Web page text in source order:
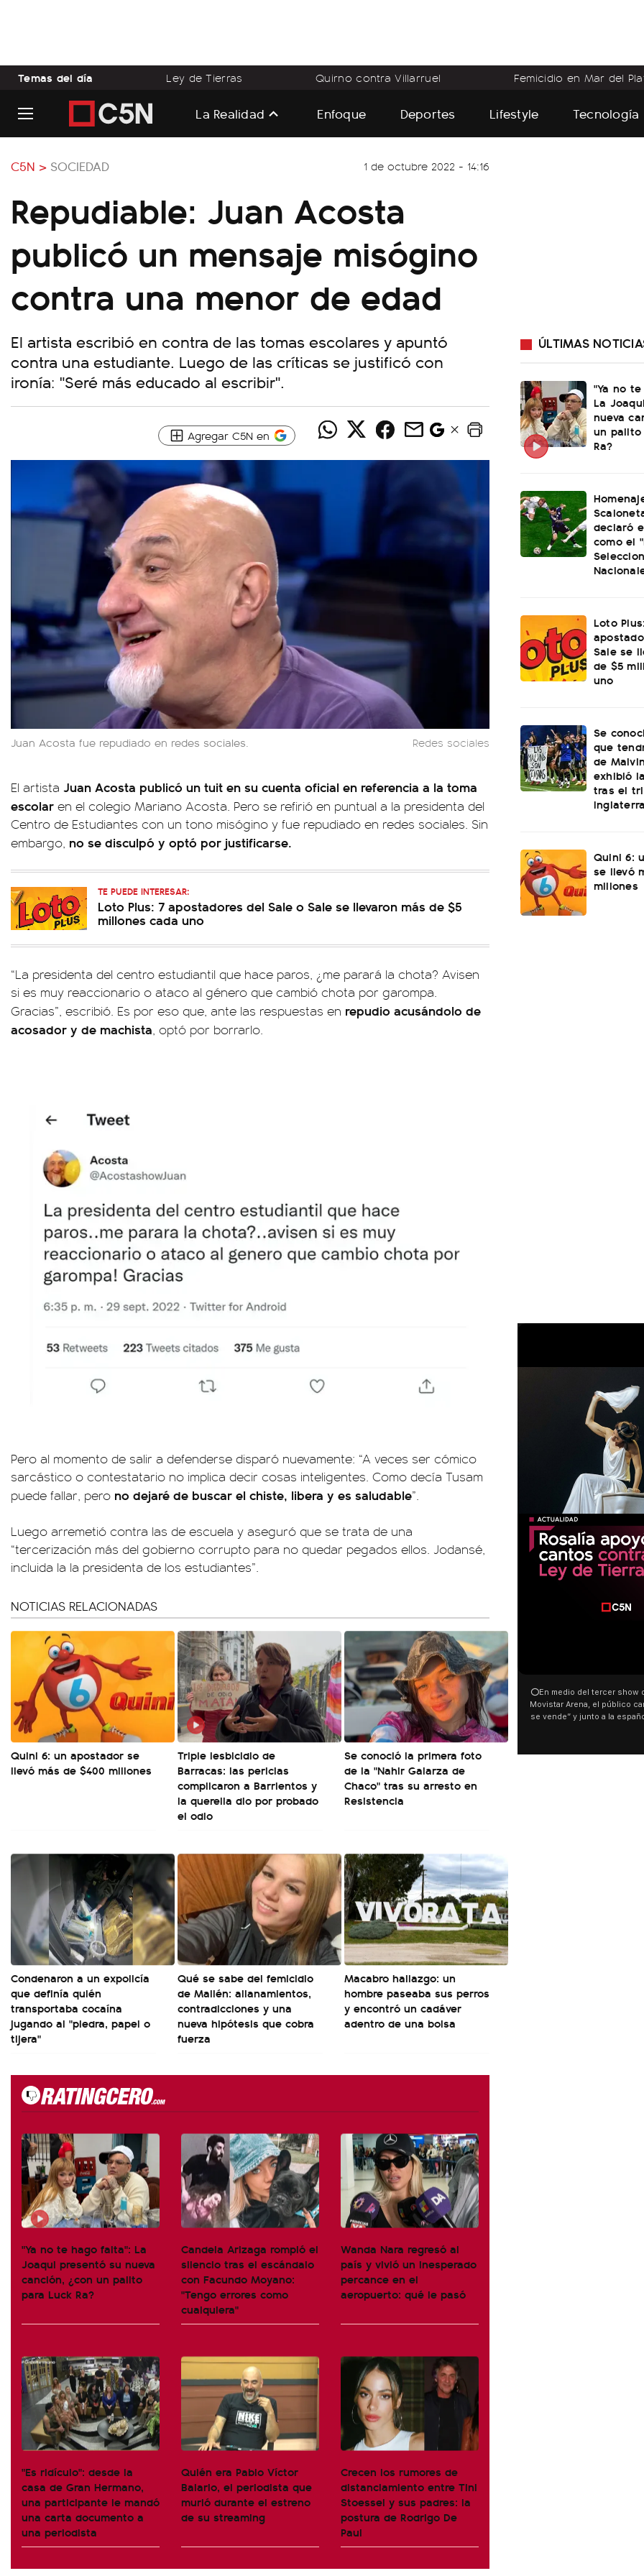
Temas del día Ley de Tierras Quirno contra Villarruel Femicidio en Mar del
La Realidad Enfoque Deportes Lifestyle Tecnología
C5N > SOCIEDAD 1 de octubre 2022 - 14:16
Repudiable: Juan Acosta
publicó un mensaje misógino
contra una menor de edad
El artista escribió en contra de las tomas escolares y apuntó
contra una estudiante. Luego de las críticas se justificó con
ironía: "Seré más educado al escribir".
Agregar C5N en
Juan Acosta fue repudiado en redes sociales. Redes sociales
El artista Juan Acosta publicó un tuit en su cuenta oficial en referencia a la toma
escolar en el colegio Mariano Acosta. Pero se refirió en puntual a la presidenta del
Centro de Estudiantes con un tono misógino y fue repudiado en redes sociales. Sin
embargo, no se disculpó y optó por justificarse.
TE PUEDE INTERESAR:
Loto Plus: 7 apostadores del Sale o Sale se llevaron más de $5
millones cada uno
“La presidenta del centro estudiantil que hace paros, ¿me parará la chota? Avisen
si es muy reaccionario o ataco al género que cambió chota por garompa.
Gracias”, escribió. Es por eso que, ante las respuestas en repudio acusándolo de
acosador y de machista, optó por borrarlo.
Pero al momento de salir a defenderse disparó nuevamente: “A veces ser cómico
sarcástico o contestatario no implica decir cosas inteligentes. Como decía Tusam
puede fallar, pero no dejaré de buscar el chiste, libera y es saludable”.
Luego arremetió contra las de escuela y aseguró que se trata de una
“tercerización más del gobierno corrupto para no quedar pegados ellos. Jodansé,
incluida la la presidenta de los estudiantes”.
NOTICIAS RELACIONADAS
Quini 6: un apostador se
llevó más de $400 millones
Triple lesbicidio de
Barracas: las pericias
complicaron a Barrientos y
la querella dio por probado
el odio
Se conoció la primera foto
de la "Nahir Galarza de
Chaco" tras su arresto en
Resistencia
Condenaron a un expolicía
que definía quién
transportaba cocaína
jugando al "piedra, papel o
tijera"
Qué se sabe del femicidio
de Mailén: allanamientos,
contradicciones y una
nueva hipótesis que cobra
fuerza
Macabro hallazgo: un
hombre paseaba sus perros
y encontró un cadáver
adentro de una bolsa
"Ya no te hago falta": La
Joaqui presentó su nueva
canción, ¿con un palito
para Luck Ra?
Candela Arizaga rompió el
silencio tras el escándalo
con Facundo Moyano:
"Tengo errores como
cualquiera"
Wanda Nara regresó al
país y vivió un inesperado
percance en el
aeropuerto: qué le pasó
"Es ridículo": desde la
casa de Gran Hermano,
una participante le mandó
una carta documento a
una periodista
Quién era Pablo Víctor
Balario, el periodista que
murió durante el estreno
de su streaming
Crecen los rumores de
distanciamiento entre Tini
Stoessel y sus padres: la
postura de Rodrigo De
Paul
ÚLTIMAS
"Ya no
La
nueva
un palito
Ra?
declaró
como el
Loto
Sale se
de $5
uno
Se
que
de
exhibió
tras el
Inglaterra
Quini 6:
se llevó
millones
00:00
⭕En medio del tercer show de Rosalia en el
Movistar Arena, el público cantó “la patria no
se vende” y junto a la española. El momento
ocurrió a dos días de la votación de la Ley de
Tierras.
Con una proyección frente
distintas organizaciones y
manifestaron su rechazo al
pudo ver cómo convocaron
este 6 de agosto con una